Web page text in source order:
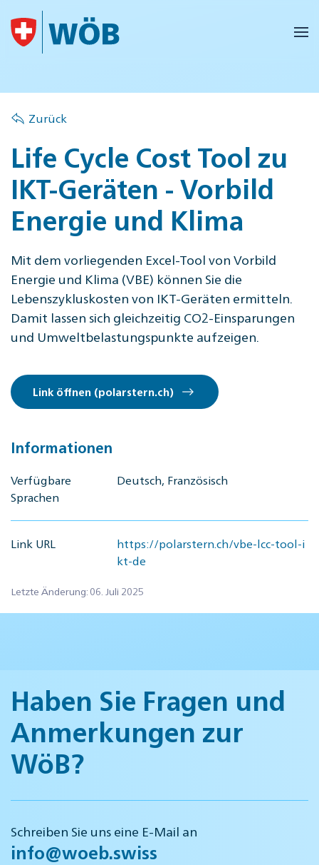
Skip to main content
Zurück
Life Cycle Cost Tool zu
IKT-Geräten - Vorbild
Energie und Klima
Mit dem vorliegenden Excel-Tool von Vorbild
Energie und Klima (VBE) können Sie die
Lebenszykluskosten von IKT-Geräten ermitteln.
Damit lassen sich gleichzeitig CO2-Einsparungen
und Umweltbelastungspunkte aufzeigen.
Link öffnen (polarstern.ch)
Informationen
Verfügbare
Sprachen
Deutsch, Französisch
Link URL
https://polarstern.ch/vbe-lcc-tool-i
kt-de
Letzte Änderung: 06. Juli 2025
Haben Sie Fragen und
Anmerkungen zur
WöB?
Schreiben Sie uns eine E-Mail an
info@woeb.swiss